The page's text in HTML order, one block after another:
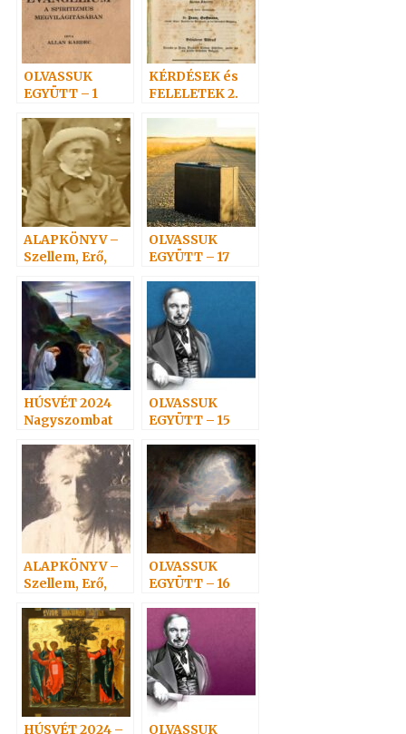
OLVASSUK
EGYÜTT – 1
KÉRDÉSEK és
FELELETEK 2.
professzor
ALAPKÖNYV –
Szellem, Erő,
OLVASSUK
EGYÜTT – 17
HÚSVÉT 2024
Nagyszombat
OLVASSUK
EGYÜTT – 15
ALAPKÖNYV –
Szellem, Erő,
OLVASSUK
EGYÜTT – 16
HÚSVÉT 2024 – OLVASSUK